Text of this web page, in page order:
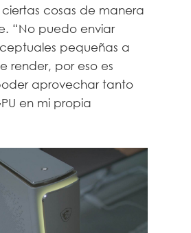
cosas de manera
“No puedo enviar
pequeñas a
render, por eso es
aprovechar tanto
en mi propia